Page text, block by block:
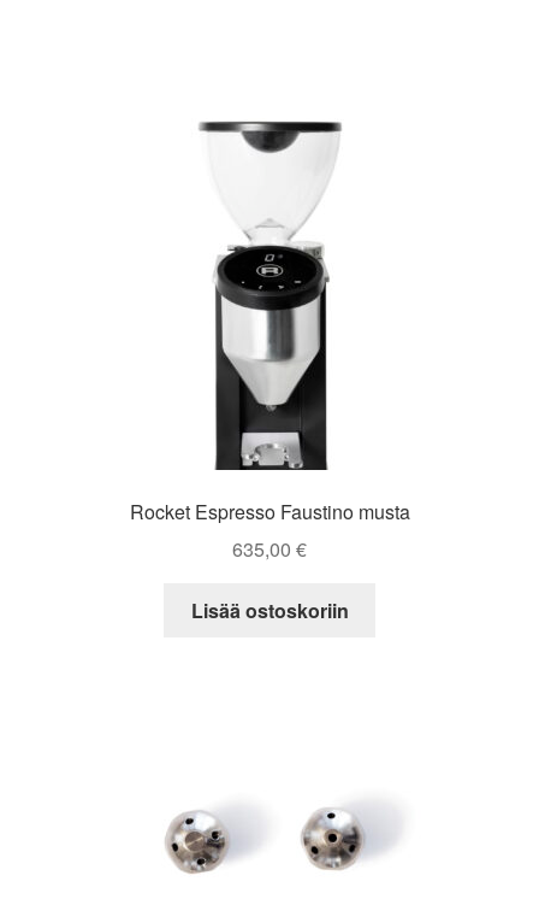
Rocket Espresso Faustino musta
635,00 €
Lisää ostoskoriin